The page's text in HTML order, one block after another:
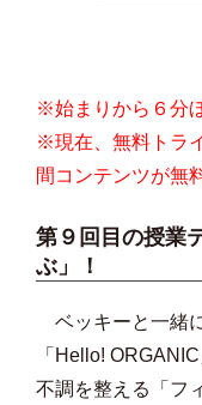
※始まりから６分
※現在、無料トラ
間コンテンツが無
第９回目の授業
ぶ」！
ベッキーと一緒
「Hello!
不調を整える「フ